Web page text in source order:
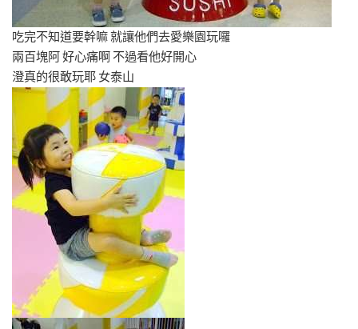
吃完不知道要幹嘛 就讓他們去愛樂園玩囉
兩百塊阿 好心痛啊 不過看他好開心
澄真的很敢玩耶 女泰山